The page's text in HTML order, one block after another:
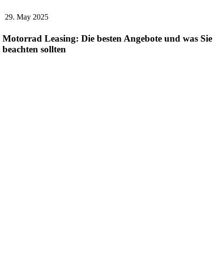
29. May 2025
Motorrad Leasing: Die besten Angebote und was Sie
beachten sollten